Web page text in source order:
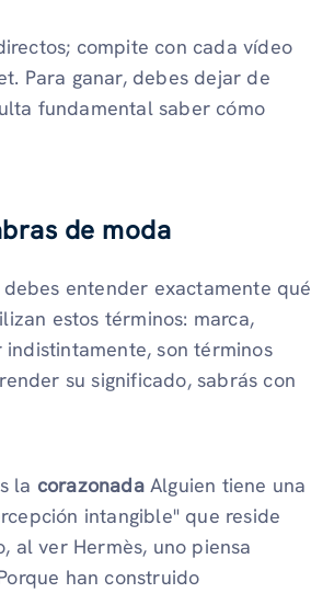
compite con cada vídeo
Para ganar, debes dejar de
fundamental saber cómo
de moda
entender exactamente qué
estos términos: marca,
son términos
su significado, sabrás con
la corazonadaAlguien tiene una
intangible" que reside
al ver Hermès, uno piensa
han construido